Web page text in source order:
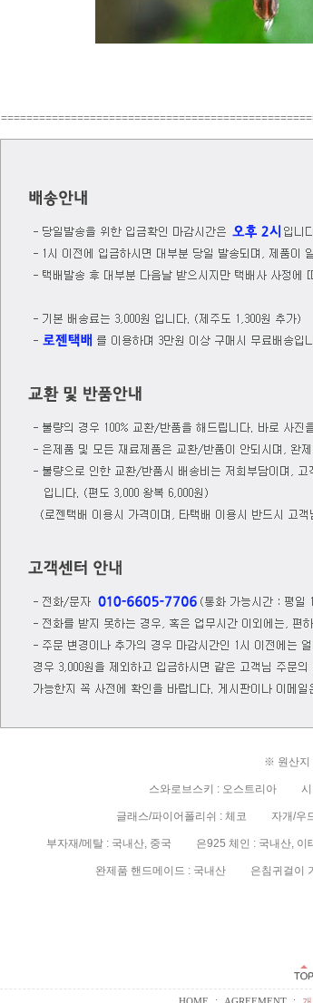
※ 원산지
스와로브스키 : 오스트리아
글래스/파이어폴리쉬 : 체코 자개/우
부자재/메탈 : 국내산, 중국 은925 체인 : 국내산,
완제품 핸드메이드 : 국내산 은침귀걸이
: :